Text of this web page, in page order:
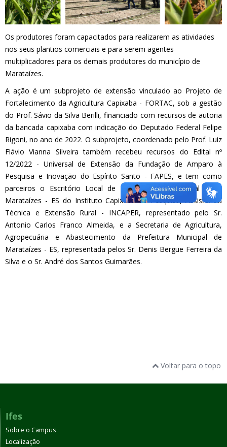
Os produtores foram capacitados para realizarem as atividades
nos seus plantios comerciais e para serem agentes
multiplicadores para os demais produtores do município de
Marataízes.
A ação é um subprojeto de extensão vinculado ao Projeto de
Fortalecimento da Agricultura Capixaba - FORTAC, sob a gestão
do Prof. Sávio da Silva Berilli, financiado com recursos de autoria
da bancada capixaba com indicação do Deputado Federal Felipe
Rigoni, no ano de 2022. O subprojeto, coordenado pelo Prof. Luiz
Flávio Vianna Silveira também recebeu recursos do Edital nº
12/2022 - Universal de Extensão da Fundação de Amparo à
Pesquisa e Inovação do Espírito Santo - FAPES, e tem como
parceiros o Escritório Local de Desenvolvimento Rural - em
Marataízes - ES do Instituto Capixaba de Pesquisa, Assistência
Técnica e Extensão Rural - INCAPER, representado pelo Sr.
Antonio Carlos Franco Almeida, e a Secretaria de Agricultura,
Agropecuária e Abastecimento da Prefeitura Municipal de
Marataízes - ES, representada pelos Sr. Denis Bergue Ferreira da
Silva e o Sr. André dos Santos Guimarães.
Voltar para o topo
Ifes
Sobre o Campus
Localização